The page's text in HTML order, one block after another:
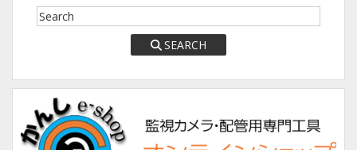
SEARCH